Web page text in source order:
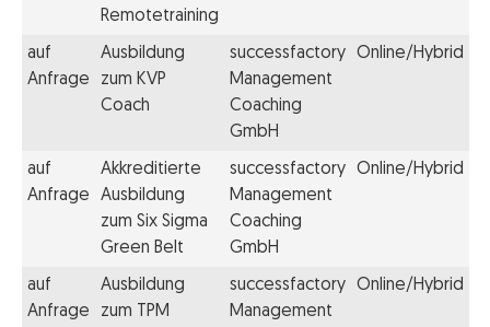
Remotetraining
auf
Anfrage
Ausbildung
zum KVP
Coach
successfactory
Management
Coaching
GmbH
Online/Hybrid
auf
Anfrage
Akkreditierte
Ausbildung
zum Six Sigma
Green Belt
successfactory
Management
Coaching
GmbH
Online/Hybrid
auf
Anfrage
Ausbildung
zum TPM
successfactory
Management
Online/Hybrid